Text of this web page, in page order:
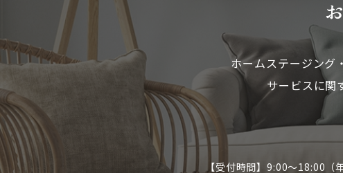
ホームステージング
サービスに関
【受付時間】9:00～18:00（